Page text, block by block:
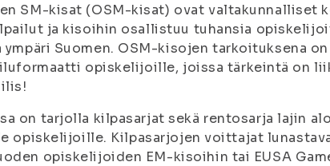
SM-kisat (OSM-kisat) ovat valtakunnalliset
ja kisoihin osallistuu tuhansia
Suomen. OSM-kisojen tarkoituksena
opiskelijoille, joissa tärkeintä on
on tarjolla kilpasarjat sekä rentosarja lajin
opiskelijoille. Kilpasarjojen voittajat
opiskelijoiden EM-kisoihin tai EUSA